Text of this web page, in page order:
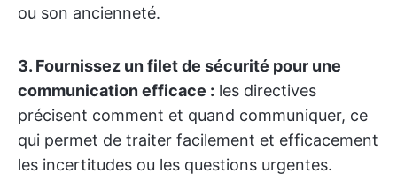
ou son ancienneté.
3. Fournissez un filet de sécurité pour une
communication efficace : les directives
précisent comment et quand communiquer, ce
qui permet de traiter facilement et efficacement
les incertitudes ou les questions urgentes.